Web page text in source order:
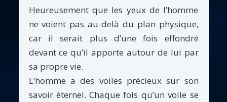
Heureusement que les yeux de l’homme
ne voient pas au-delà du plan physique,
car il serait plus d’une fois effondré
devant ce qu’il apporte autour de lui par
sa propre vie.
L’homme a des voiles précieux sur son
savoir éternel. Chaque fois qu’un voile se